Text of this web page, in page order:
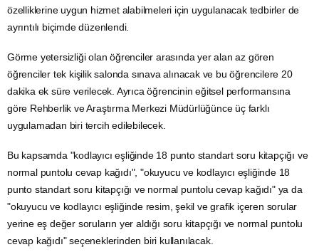
özelliklerine uygun hizmet alabilmeleri için uygulanacak tedbirler de
ayrıntılı biçimde düzenlendi.
Görme yetersizliği olan öğrenciler arasında yer alan az gören
öğrenciler tek kişilik salonda sınava alınacak ve bu öğrencilere 20
dakika ek süre verilecek. Ayrıca öğrencinin eğitsel performansına
göre Rehberlik ve Araştırma Merkezi Müdürlüğünce üç farklı
uygulamadan biri tercih edilebilecek.
Bu kapsamda "kodlayıcı eşliğinde 18 punto standart soru kitapçığı ve
normal puntolu cevap kağıdı", "okuyucu ve kodlayıcı eşliğinde 18
punto standart soru kitapçığı ve normal puntolu cevap kağıdı" ya da
"okuyucu ve kodlayıcı eşliğinde resim, şekil ve grafik içeren sorular
yerine eş değer soruların yer aldığı soru kitapçığı ve normal puntolu
cevap kağıdı" seçeneklerinden biri kullanılacak.